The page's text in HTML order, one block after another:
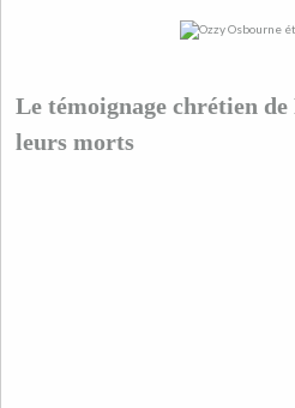
Le témoignage chrétien
leurs morts